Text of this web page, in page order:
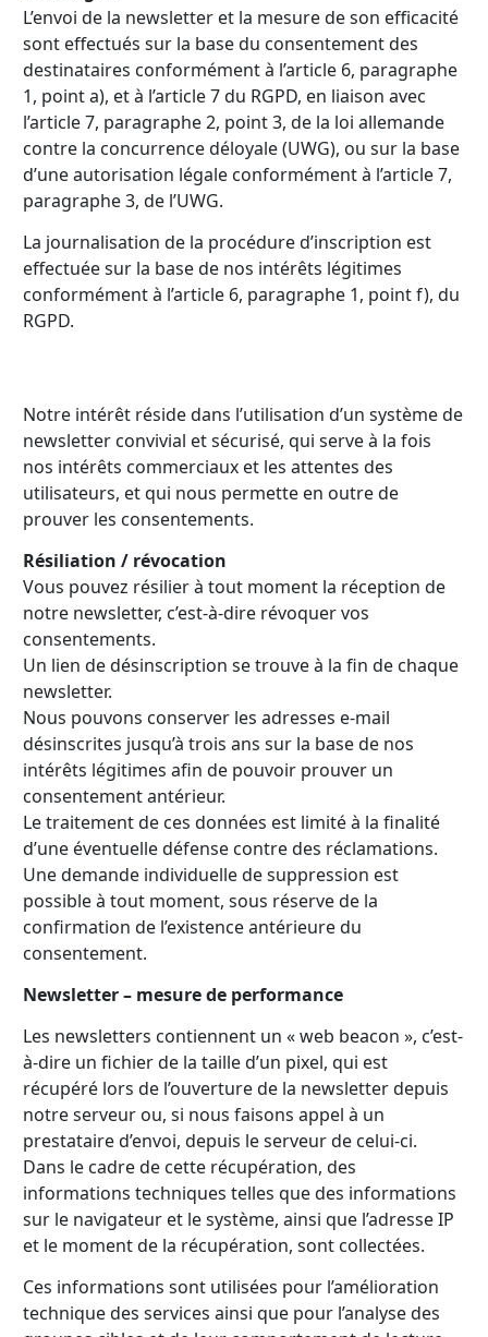
L’envoi de la newsletter et la mesure de son efficacité
sont effectués sur la base du consentement des
destinataires conformément à l’article 6, paragraphe
1, point a), et à l’article 7 du RGPD, en liaison avec
l’article 7, paragraphe 2, point 3, de la loi allemande
contre la concurrence déloyale (UWG), ou sur la base
d’une autorisation légale conformément à l’article 7,
paragraphe 3, de l’UWG.
La journalisation de la procédure d’inscription est
effectuée sur la base de nos intérêts légitimes
conformément à l’article 6, paragraphe 1, point f), du
RGPD.
Notre intérêt réside dans l’utilisation d’un système de
newsletter convivial et sécurisé, qui serve à la fois
nos intérêts commerciaux et les attentes des
utilisateurs, et qui nous permette en outre de
prouver les consentements.
Résiliation / révocation
Vous pouvez résilier à tout moment la réception de
notre newsletter, c’est-à-dire révoquer vos
consentements.
Un lien de désinscription se trouve à la fin de chaque
newsletter.
Nous pouvons conserver les adresses e-mail
désinscrites jusqu’à trois ans sur la base de nos
intérêts légitimes afin de pouvoir prouver un
consentement antérieur.
Le traitement de ces données est limité à la finalité
d’une éventuelle défense contre des réclamations.
Une demande individuelle de suppression est
possible à tout moment, sous réserve de la
confirmation de l’existence antérieure du
consentement.
Newsletter – mesure de performance
Les newsletters contiennent un « web beacon », c’est-
à-dire un fichier de la taille d’un pixel, qui est
récupéré lors de l’ouverture de la newsletter depuis
notre serveur ou, si nous faisons appel à un
prestataire d’envoi, depuis le serveur de celui-ci.
Dans le cadre de cette récupération, des
informations techniques telles que des informations
sur le navigateur et le système, ainsi que l’adresse IP
et le moment de la récupération, sont collectées.
Ces informations sont utilisées pour l’amélioration
technique des services ainsi que pour l’analyse des